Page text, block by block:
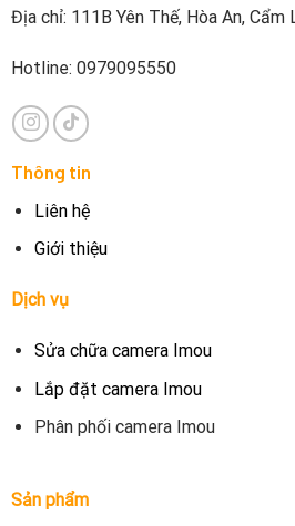
Địa chỉ: 111B Yên Thế, Hòa An, Cẩm
Hotline: 0979095550
Thông tin
Liên hệ
Giới thiệu
Dịch vụ
Sửa chữa camera Imou
Lắp đặt camera Imou
Phân phối camera Imou
Sản phẩm